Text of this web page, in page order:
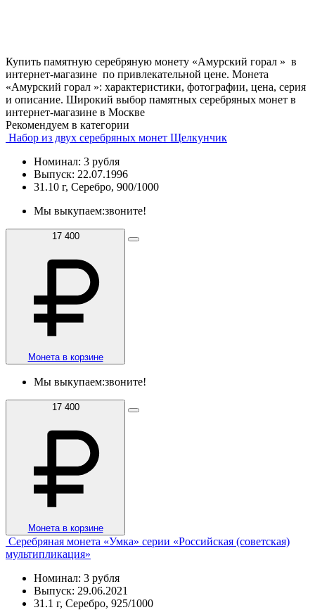
Купить памятную серебряную монету «Амурский горал » в
интернет-магазине по привлекательной цене. Монета
«Амурский горал »: характеристики, фотографии, цена, серия
и описание. Широкий выбор памятных серебряных монет в
интернет-магазине в Москве
Рекомендуем в категории
Набор из двух серебряных монет Щелкунчик
Номинал: 3 рубля
Выпуск: 22.07.1996
31.10 г, Серебро, 900/1000
Мы выкупаем:звоните!
17 400
Монета в корзине
Мы выкупаем:звоните!
17 400
Монета в корзине
Серебряная монета «Умка» серии «Российская (советская)
мультипликация»
Номинал: 3 рубля
Выпуск: 29.06.2021
31.1 г, Серебро, 925/1000